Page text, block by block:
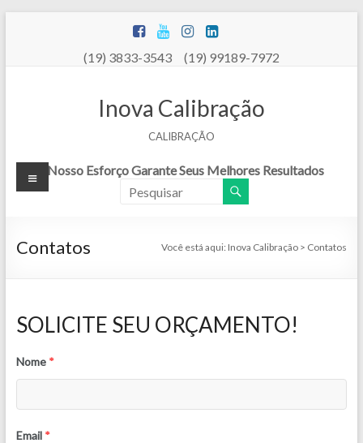
(19) 3833-3543 (19) 99189-7972
Inova Calibração
CALIBRAÇÃO
Nosso Esforço Garante Seus Melhores Resultados
Menu
Contatos Você está aqui: Inova Calibração > Contatos
SOLICITE SEU ORÇAMENTO!
Nome *
Email *